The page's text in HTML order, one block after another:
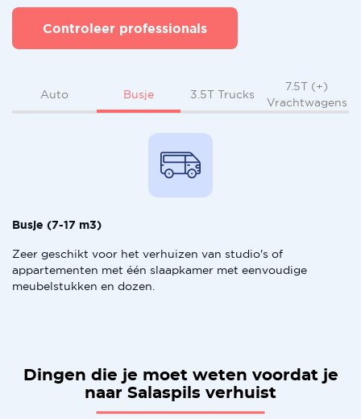
Controleer professionals
Auto Busje 3.5T Trucks
7.5T (+)
Vrachtwagens
Busje (7-17 m3)
Zeer geschikt voor het verhuizen van studio's of
appartementen met één slaapkamer met eenvoudige
meubelstukken en dozen.
Dingen die je moet weten voordat je
naar Salaspils verhuist